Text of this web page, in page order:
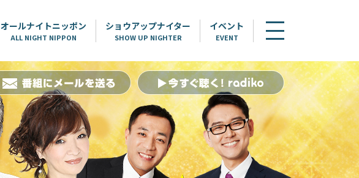
オールナイトニッポン
ALL NIGHT NIPPON
ショウアップナイター
SHOW UP NIGHTER
イベント
EVENT